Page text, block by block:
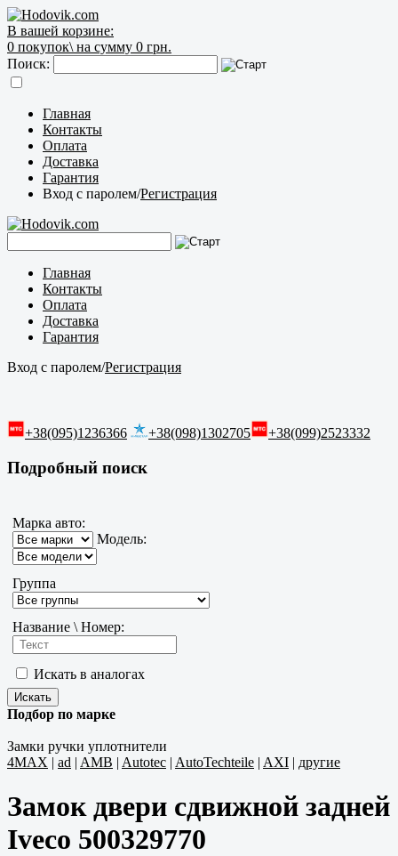
В вашей корзине:
0 покупок\ на сумму 0 грн.
Поиск:
Главная
Контакты
Оплата
Доставка
Гарантия
Вход с паролем/Регистрация
Главная
Контакты
Оплата
Доставка
Гарантия
Вход с паролем/Регистрация
+38(095)1236366 +38(098)1302705 +38(099)2523332
Подробный поиск
Марка авто:
Модель:
Группа
Название \ Номер:
Искать в аналогах
Подбор по марке
Замки ручки уплотнители
4MAX | ad | AMB | Autotec | AutoTechteile | AXI | другие
Замок двери сдвижной задней
Iveco 500329770